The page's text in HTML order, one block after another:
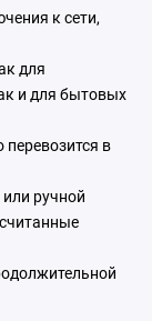
к сети,
для
и для бытовых
в
ручной